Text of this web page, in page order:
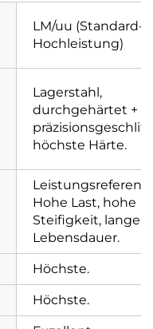
LM/uu (Standard-
Hochleistung)
Lagerstahl,
durchgehärtet +
höchste Härte.
Leistungsreferenz.
Hohe Last, hohe
Steifigkeit, lange
Lebensdauer.
Höchste.
Höchste.